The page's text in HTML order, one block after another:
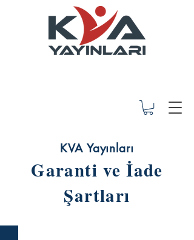
KVA Yayınları
Garanti ve İade
Şartları